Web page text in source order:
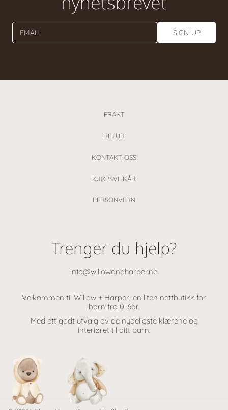
EMAIL SIGN-UP
FRAKT
RETUR
KONTAKT OSS
KJØPSVILKÅR
PERSONVERN
Trenger du hjelp?
info@willowandharper.no
Velkommen til Willow + Harper, en liten nettbutikk for
barn fra 0-6år.
Med ett godt utvalg av de nydeligste klærene og
interiøret til ditt barn.